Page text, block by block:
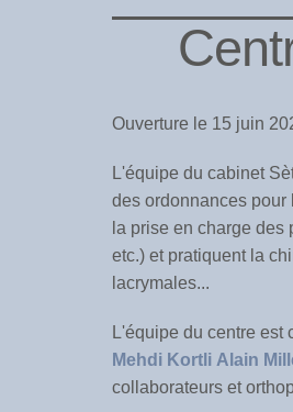
Ouverture le 15 juin
L'équipe du cabinet
des ordonnances
la prise en charge
etc.) et pratiquent la
lacrymales...
L'équipe du centre est
Mehdi Kortli Alain
collaborateurs et